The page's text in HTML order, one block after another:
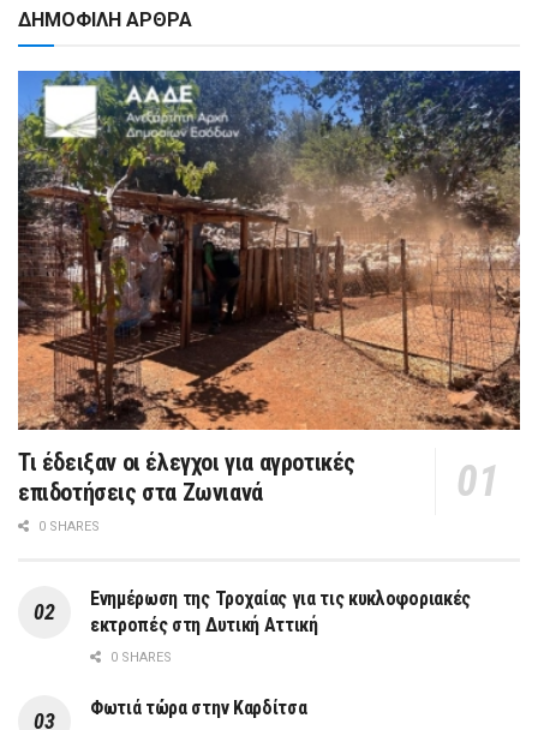
ΔΗΜΟΦΙΛΗ ΑΡΘΡΑ
Τι έδειξαν οι έλεγχοι για αγροτικές
επιδοτήσεις στα Ζωνιανά
0 SHARES
Ενημέρωση της Τροχαίας για τις κυκλοφοριακές
εκτροπές στη Δυτική Αττική
0 SHARES
Φωτιά τώρα στην Καρδίτσα